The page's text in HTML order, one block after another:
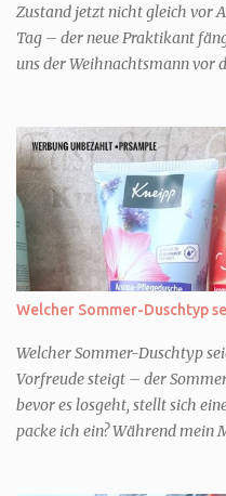
Zustand jetzt nicht gleich vor
Tag – der neue Praktikant
uns der Weihnachtsmann vor
S.8) • • • Genre: Liebe Buch
Cover Story Verlag: Knaur
9783426560402 Seiten: 448
12,99€ Worum geht es in dem
Glück als Journalistin für eine
Zusammen mit Aaron blödelt
ganzen Tag herum. Doch
Praktikant. Bel und er
für...
Welcher Sommer-Duschtyp
Welcher Sommer-Duschtyp
Vorfreude steigt – der
bevor es losgeht, stellt sich
packe ich ein? Während mein